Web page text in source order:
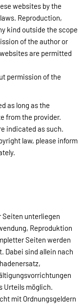
websites by the
Reproduction,
kind outside the scope
of the author or
are permitted
permission of the
as long as the
from the provider.
indicated as such.
law, please inform
Seiten unterliegen
Reproduktion
Seiten werden
Dabei sind allein nach
Urteils möglich.
mit Ordnungsgeldern